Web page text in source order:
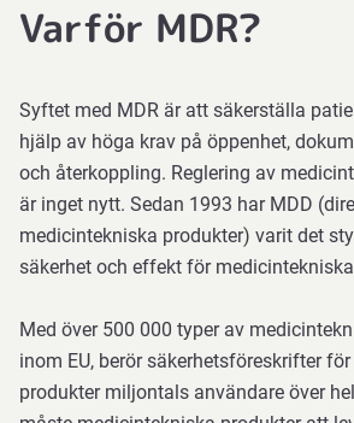
Varför MDR?
Syftet med MDR är att säkerställa
hjälp av höga krav på öppenhet,
och återkoppling. Reglering av
är inget nytt. Sedan 1993 har MDD
medicintekniska produkter) varit det
säkerhet och effekt för
Med över 500 000 typer av
inom EU, berör säkerhetsföreskrifter
produkter miljontals användare över